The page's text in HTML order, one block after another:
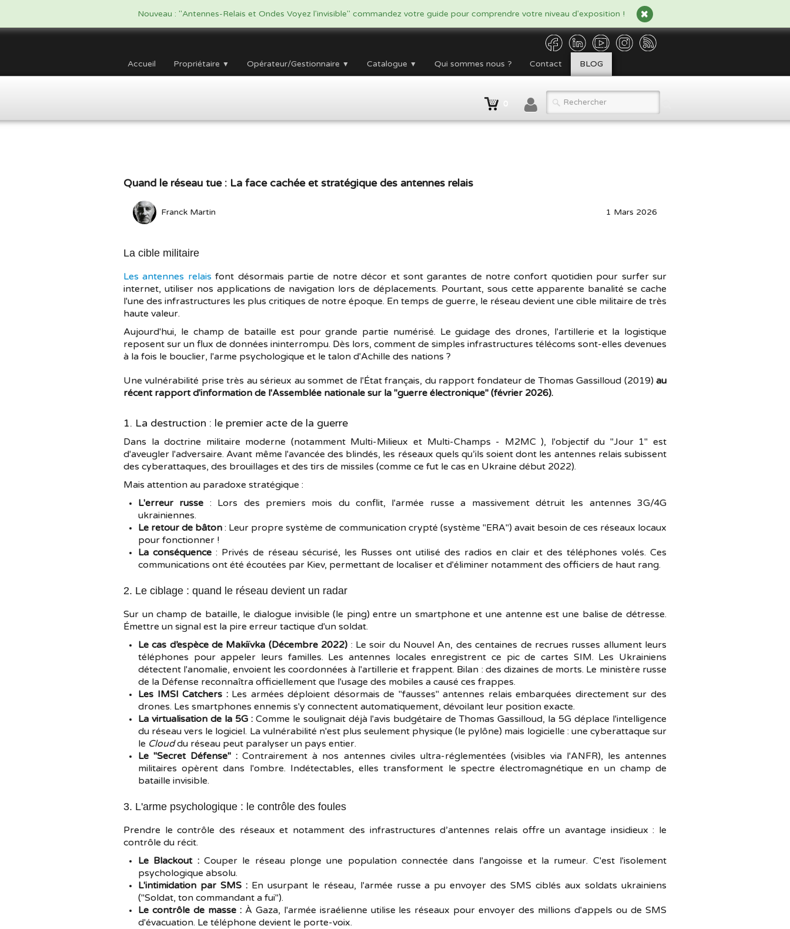
Nouveau : "Antennes-Relais et Ondes Voyez l'invisible" commandez votre guide pour comprendre votre niveau d'exposition !
Accueil Propriétaire ▼ Opérateur/Gestionnaire ▼ Catalogue ▼ Qui sommes nous ? Contact BLOG
Quand le réseau tue : La face cachée et stratégique des antennes relais
Franck Martin 1 Mars 2026
La cible militaire
Les antennes relais font désormais partie de notre décor et sont garantes de notre confort quotidien pour surfer sur
internet, utiliser nos applications de navigation lors de déplacements. Pourtant, sous cette apparente banalité se cache
l'une des infrastructures les plus critiques de notre époque. En temps de guerre, le réseau devient une cible militaire de très
haute valeur.
Aujourd'hui, le champ de bataille est pour grande partie numérisé. Le guidage des drones, l'artillerie et la logistique
reposent sur un flux de données ininterrompu. Dès lors, comment de simples infrastructures télécoms sont-elles devenues
à la fois le bouclier, l'arme psychologique et le talon d'Achille des nations ?
Une vulnérabilité prise très au sérieux au sommet de l'État français, du rapport fondateur de Thomas Gassilloud (2019) au
récent rapport d'information de l'Assemblée nationale sur la "guerre électronique" (février 2026).
1. La destruction : le premier acte de la guerre
Dans la doctrine militaire moderne (notamment Multi-Milieux et Multi-Champs - M2MC ), l'objectif du "Jour 1" est
d'aveugler l'adversaire. Avant même l'avancée des blindés, les réseaux quels qu’ils soient dont les antennes relais subissent
des cyberattaques, des brouillages et des tirs de missiles (comme ce fut le cas en Ukraine début 2022).
Mais attention au paradoxe stratégique :
L'erreur russe : Lors des premiers mois du conflit, l'armée russe a massivement détruit les antennes 3G/4G
ukrainiennes.
Le retour de bâton : Leur propre système de communication crypté (système "ERA") avait besoin de ces réseaux locaux
pour fonctionner !
La conséquence : Privés de réseau sécurisé, les Russes ont utilisé des radios en clair et des téléphones volés. Ces
communications ont été écoutées par Kiev, permettant de localiser et d'éliminer notamment des officiers de haut rang.
2. Le ciblage : quand le réseau devient un radar
Sur un champ de bataille, le dialogue invisible (le ping) entre un smartphone et une antenne est une balise de détresse.
Émettre un signal est la pire erreur tactique d'un soldat.
Le cas d’espèce de Makiïvka (Décembre 2022) : Le soir du Nouvel An, des centaines de recrues russes allument leurs
téléphones pour appeler leurs familles. Les antennes locales enregistrent ce pic de cartes SIM. Les Ukrainiens
détectent l'anomalie, envoient les coordonnées à l'artillerie et frappent. Bilan : des dizaines de morts. Le ministère russe
de la Défense reconnaîtra officiellement que l'usage des mobiles a causé ces frappes.
Les IMSI Catchers : Les armées déploient désormais de "fausses" antennes relais embarquées directement sur des
drones. Les smartphones ennemis s'y connectent automatiquement, dévoilant leur position exacte.
La virtualisation de la 5G : Comme le soulignait déjà l'avis budgétaire de Thomas Gassilloud, la 5G déplace l'intelligence
du réseau vers le logiciel. La vulnérabilité n'est plus seulement physique (le pylône) mais logicielle : une cyberattaque sur
le Clouddu réseau peut paralyser un pays entier.
Le "Secret Défense" : Contrairement à nos antennes civiles ultra-réglementées (visibles via l'ANFR), les antennes
militaires opèrent dans l'ombre. Indétectables, elles transforment le spectre électromagnétique en un champ de
bataille invisible.
3. L'arme psychologique : le contrôle des foules
Prendre le contrôle des réseaux et notamment des infrastructures d’antennes relais offre un avantage insidieux : le
contrôle du récit.
Le Blackout : Couper le réseau plonge une population connectée dans l'angoisse et la rumeur. C'est l'isolement
psychologique absolu.
L'intimidation par SMS :En usurpant le réseau, l'armée russe a pu envoyer des SMS ciblés aux soldats ukrainiens
("Soldat, ton commandant a fui").
Le contrôle de masse : À Gaza, l'armée israélienne utilise les réseaux pour envoyer des millions d'appels ou de SMS
d'évacuation. Le téléphone devient le porte-voix.